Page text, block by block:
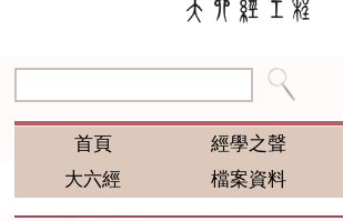
首頁 經學之聲
大六經
檔案資料